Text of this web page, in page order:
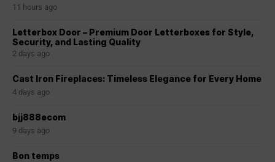
11 hours ago
Letterbox Door – Premium Door Letterboxes for Style,
Security, and Lasting Quality
2 days ago
Cast Iron Fireplaces: Timeless Elegance for Every Home
4 days ago
bjj888ecom
9 days ago
Bon temps